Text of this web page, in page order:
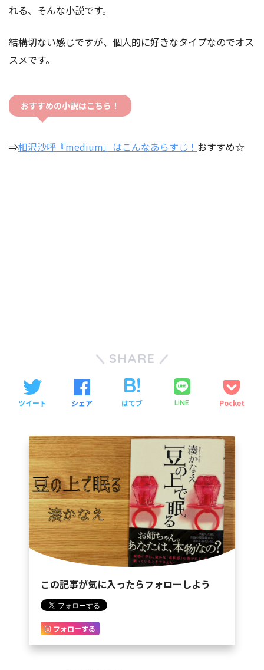
れる、そんな小説です。
結構切ない感じですが、個人的に好きなタイプなのでオス
スメです。
おすすめの小説はこちら！
⇒相沢沙呼『medium』はこんなあらすじ！ おすすめ☆
SHARE
ツイート シェア はてブ LINE Pocket
この記事が気に入ったらフォローしよう
フォローする